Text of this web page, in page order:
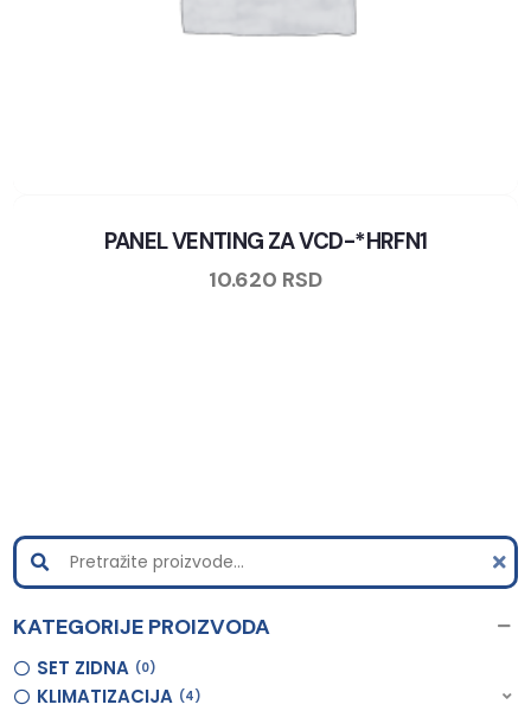
PANEL VENTING ZA VCD-*HRFN1
10.620 RSD
KATEGORIJE PROIZVODA
SET ZIDNA 0
KLIMATIZACIJA 4